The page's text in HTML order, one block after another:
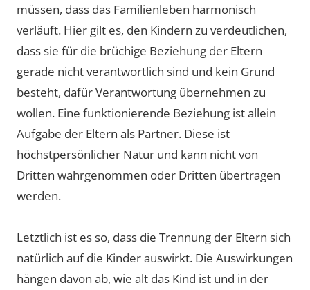
müssen, dass das Familienleben harmonisch
verläuft. Hier gilt es, den Kindern zu verdeutlichen,
dass sie für die brüchige Beziehung der Eltern
gerade nicht verantwortlich sind und kein Grund
besteht, dafür Verantwortung übernehmen zu
wollen. Eine funktionierende Beziehung ist allein
Aufgabe der Eltern als Partner. Diese ist
höchstpersönlicher Natur und kann nicht von
Dritten wahrgenommen oder Dritten übertragen
werden.
Letztlich ist es so, dass die Trennung der Eltern sich
natürlich auf die Kinder auswirkt. Die Auswirkungen
hängen davon ab, wie alt das Kind ist und in der